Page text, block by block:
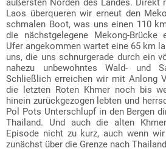
oderApple Podcasts für iOS).
äußersten Norden des Landes. Direkt
Laos überqueren wir erneut den
schmalen Boot, was uns einen 110
die nächstgelegene Mekong-Brücke
Ufer angekommen wartet eine 65 km
uns, die uns schnurgerade durch ein
nahezu unbewohntes Wald- und
Schließlich erreichen wir mit Anlong
die letzten Roten Khmer noch bis
hinein zurückgezogen lebten und
Pol Pots Unterschlupf in den Bergen
Thailand. Und auch die alten
Episode nicht zu kurz, auch wenn
zunächst über die Grenze nach